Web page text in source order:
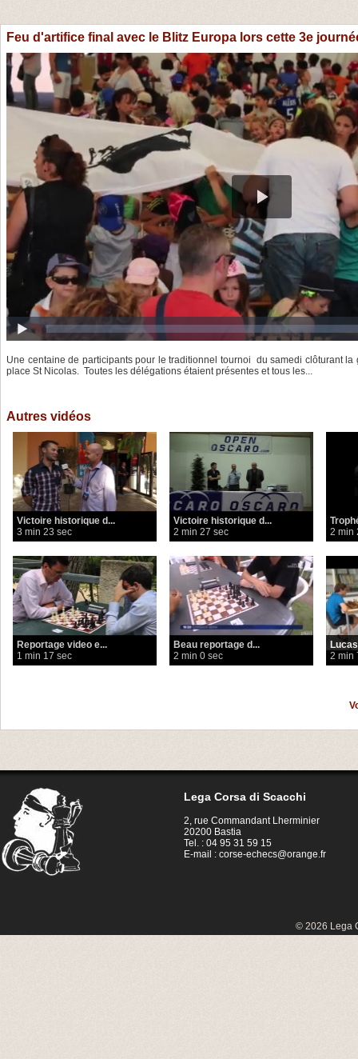
Feu d'artifice final avec le Blitz Europa lors cette 3e
Une centaine de participants pour le traditionnel tournoi du samedi clôturant la
place St Nicolas. Toutes les délégations étaient présentes et tous les...
Autres vidéos
Victoire historique d...
3 min 23 sec
Victoire historique d...
2 min 27 sec
2 min
Reportage video e...
1 min 17 sec
Beau reportage d...
2 min 0 sec
2 min
Lega Corsa di Scacchi
2, rue Commandant Lherminier
20200 Bastia
Tel. : 04 95 31 59 15
E-mail :corse-echecs@orange.fr
© 2026 Lega